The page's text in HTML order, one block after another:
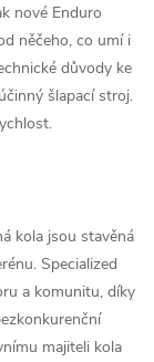
nové Enduro
něčeho, co umí i
důvody ke
šlapací stroj.
kola jsou stavěná
Specialized
a komunitu, díky
majiteli kola